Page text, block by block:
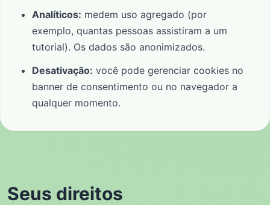
Analíticos: medem uso agregado (por
exemplo, quantas pessoas assistiram a um
tutorial). Os dados são anonimizados.
Desativação: você pode gerenciar cookies no
banner de consentimento ou no navegador a
qualquer momento.
Seus direitos